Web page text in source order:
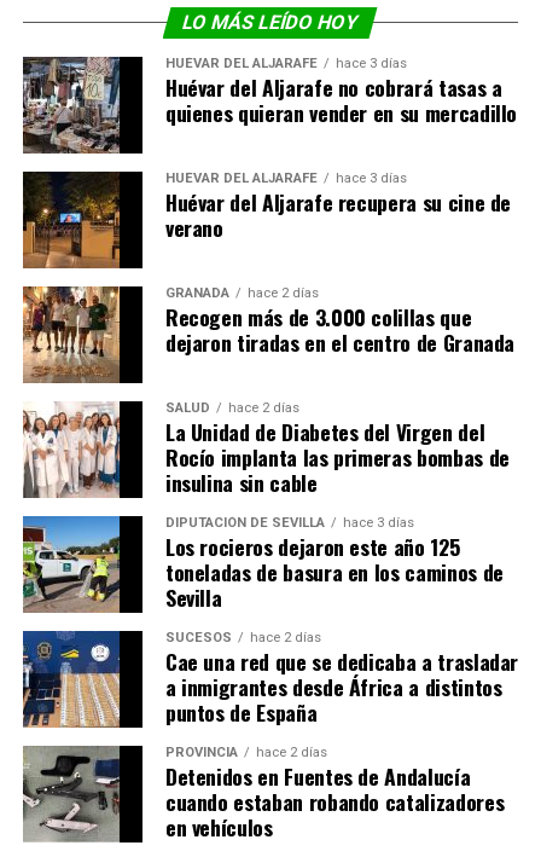
LO MÁS LEÍDO HOY
HUÉVAR DEL ALJARAFE hace 3 días
Huévar del Aljarafe no cobrará tasas a
quienes quieran vender en su mercadillo
HUÉVAR DEL ALJARAFE hace 3 días
Huévar del Aljarafe recupera su cine de
verano
GRANADA hace 2 días
Recogen más de 3.000 colillas que
dejaron tiradas en el centro de Granada
SALUD hace 2 días
La Unidad de Diabetes del Virgen del
Rocío implanta las primeras bombas de
insulina sin cable
DIPUTACIÓN DE SEVILLA hace 3 días
Los rocieros dejaron este año 125
toneladas de basura en los caminos de
Sevilla
SUCESOS hace 2 días
Cae una red que se dedicaba a trasladar
a inmigrantes desde África a distintos
puntos de España
PROVINCIA hace 2 días
Detenidos en Fuentes de Andalucía
cuando estaban robando catalizadores
en vehículos